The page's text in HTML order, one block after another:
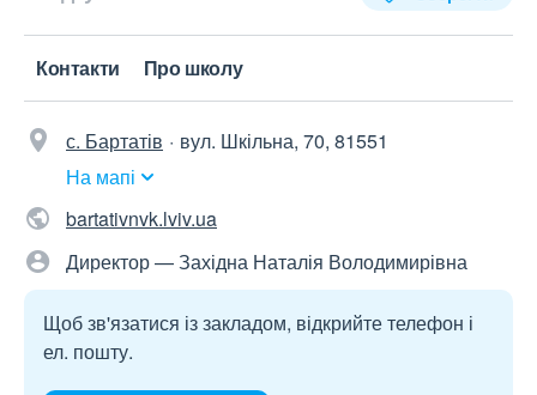
Контакти Про школу
с. Бартатів
вул. Шкільна, 70, 81551
На мапі
bartativnvk.lviv.ua
Директор — Західна Наталія Володимирівна
Щоб зв'язатися із закладом, відкрийте телефон і
ел. пошту.